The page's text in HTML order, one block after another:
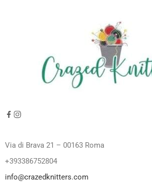
Via di Brava 21 – 00163 Roma
+393386752804
info@crazedknitters.com